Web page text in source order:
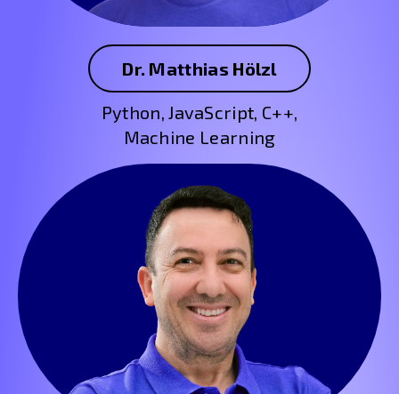
Dr. Matthias Hölzl
Python, JavaScript, C++,
Machine Learning